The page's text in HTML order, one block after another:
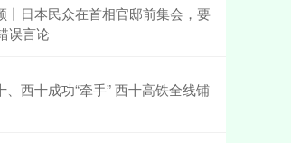
丨日本民众在首相官邸前集会，要
误言论
、西十成功“牵手” 西十高铁全线铺